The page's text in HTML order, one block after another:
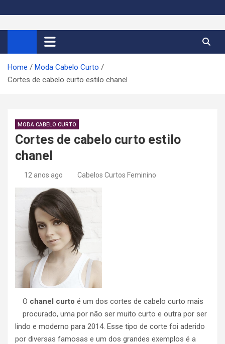
i
t
o
Cortes de Cabelo Curto
Feminino 2026
Moda e tendências dos cabelos curtos femininos 2026
Home
Moda Cabelo Curto
Cortes de cabelo curto estilo chanel
MODA CABELO CURTO
Cortes de cabelo curto estilo
chanel
12 anos ago Cabelos Curtos Feminino
O chanel curto é um dos cortes de cabelo curto mais
procurado, uma por não ser muito curto e outra por ser
lindo e moderno para 2014. Esse tipo de corte foi aderido
por diversas famosas e um dos grandes exemplos é a